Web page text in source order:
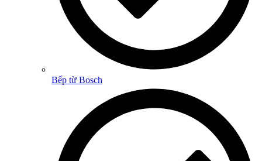
Bếp từ Bosch